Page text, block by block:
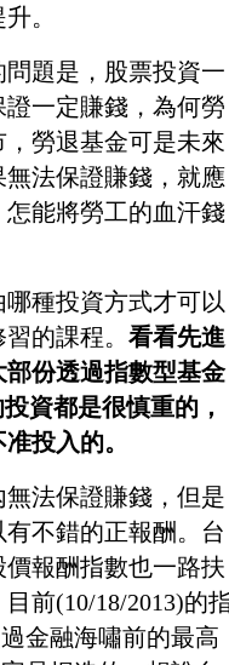
。
題是，股票投資一
一定賺錢，為何勞
勞退基金可是未來
法保證賺錢，就應
能將勞工的血汗錢
種投資方式才可以
的課程。 看看先進
份透過指數型基金
資都是很慎重的，
投入的。
法保證賺錢，但是
不錯的正報酬。台
報酬指數也一路扶
前(10/18/2013)的
金融海嘯前的最高